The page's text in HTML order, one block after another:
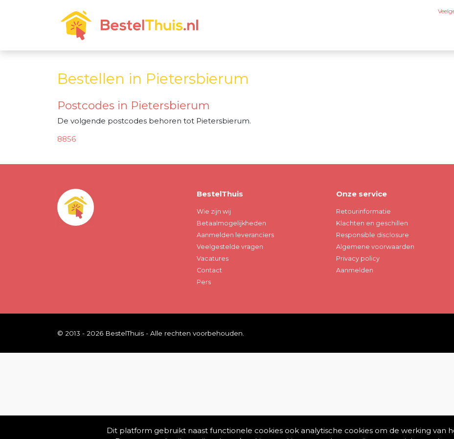
Bestellen in Pietersbierum
Postcodes in Pietersbierum
De volgende postcodes behoren tot Pietersbierum.
8856
BestelThuis
Wie zijn wij
Betaalmogelijkheden
Aanmelden leveranciers
Veelgestelde vragen
Vacatures
Contact
Pers
Onze service
Retourinformatie
Klachten en geschillen
Responsible disclosure
Algemene voorwaarden
Privacy policy
Aanmelden
© 2013 - 2026 BestelThuis - Alle rechten voorbehouden.
Dit platform gebruikt naast functionele cookies ook analytische cookies om de werking van